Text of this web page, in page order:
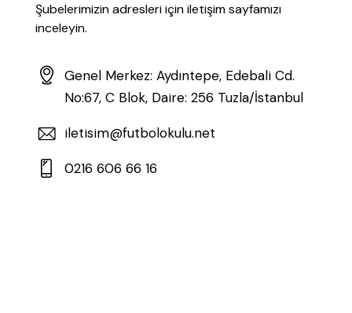
Şubelerimizin adresleri için iletişim sayfamızı
inceleyin.
Genel Merkez: Aydıntepe, Edebali Cd.
No:67, C Blok, Daire: 256 Tuzla/İstanbul
iletisim@futbolokulu.net
0216 606 66 16